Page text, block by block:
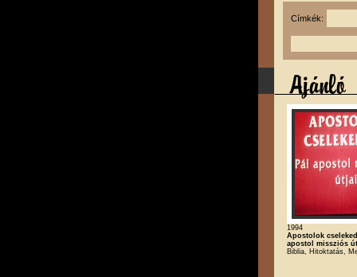
Címkék:
1994
Apostolok
apostol missziós
Biblia, Hitoktatás,